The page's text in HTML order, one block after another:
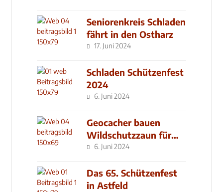
Seniorenkreis Schladen
fährt in den Ostharz
17. Juni 2024
Schladen Schützenfest
2024
6. Juni 2024
Geocacher bauen
Wildschutzzaun für
den MachMit! Wald
6. Juni 2024
Das 65. Schützenfest
in Astfeld